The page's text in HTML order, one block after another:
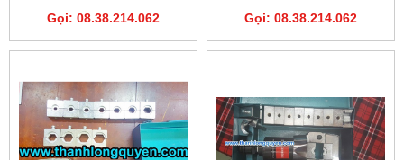
MODERN HIGH CLASS
Gọi: 08.38.214.062
HÃNG
Gọi: 08.38.214.062